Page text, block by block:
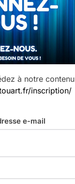
à notre contenu
inscription/
e-mail